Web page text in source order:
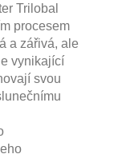
Trilobal
procesem
a zářivá, ale
vynikající
svou